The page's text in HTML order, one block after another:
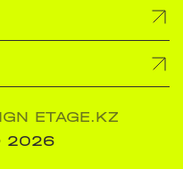
ETAGE.KZ
2026